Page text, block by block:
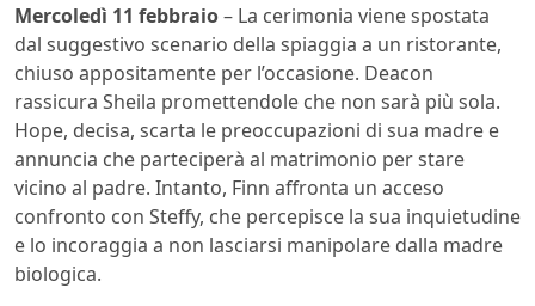
Mercoledì 11 febbraio– La cerimonia viene spostata
dal suggestivo scenario della spiaggia a un ristorante,
chiuso appositamente per l’occasione. Deacon
rassicura Sheila promettendole che non sarà più sola.
Hope, decisa, scarta le preoccupazioni di sua madre e
annuncia che parteciperà al matrimonio per stare
vicino al padre. Intanto, Finn affronta un acceso
confronto con Steffy, che percepisce la sua inquietudine
e lo incoraggia a non lasciarsi manipolare dalla madre
biologica.